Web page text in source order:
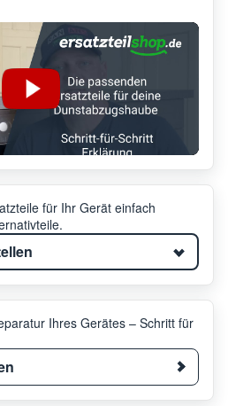
für Ihr Gerät einfach
Ihres Gerätes – Schritt für